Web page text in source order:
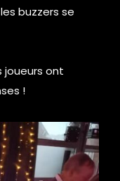
buzzers se
joueurs ont
!